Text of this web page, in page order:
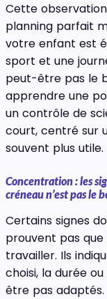
Cette
planning parfait
votre enfant est
sport et une
peut-être pas le
apprendre une
un contrôle de
court, centré sur
souvent plus utile.
Concentration : les
créneau n’est pas le
Certains signes
prouvent pas
travailler. Ils
choisi, la durée
être pas adaptés.